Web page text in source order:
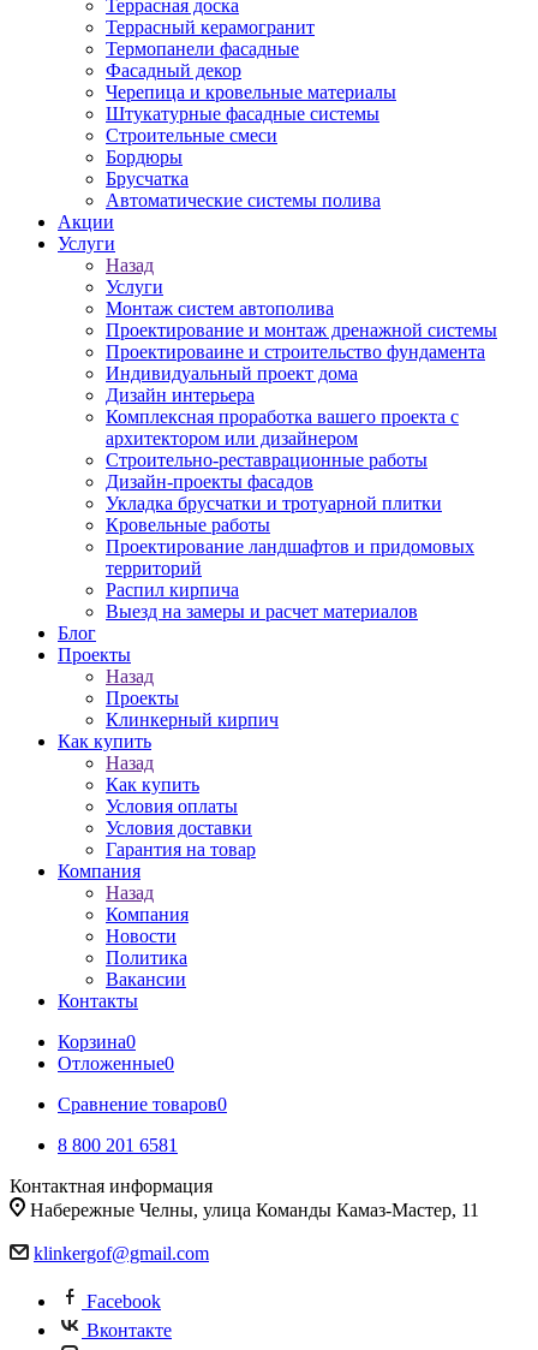
Террасная доска
Террасный керамогранит
Термопанели фасадные
Фасадный декор
Черепица и кровельные материалы
Штукатурные фасадные системы
Строительные смеси
Бордюры
Брусчатка
Автоматические системы полива
Акции
Услуги
Назад
Услуги
Монтаж систем автополива
Проектирование и монтаж дренажной системы
Проектироваине и строительство фундамента
Индивидуальный проект дома
Дизайн интерьера
Комплексная проработка вашего проекта с
архитектором или дизайнером
Строительно-реставрационные работы
Дизайн-проекты фасадов
Укладка брусчатки и тротуарной плитки
Кровельные работы
Проектирование ландшафтов и придомовых
территорий
Распил кирпича
Выезд на замеры и расчет материалов
Блог
Проекты
Назад
Проекты
Клинкерный кирпич
Как купить
Назад
Как купить
Условия оплаты
Условия доставки
Гарантия на товар
Компания
Назад
Компания
Новости
Политика
Вакансии
Контакты
Корзина0
Отложенные0
Сравнение товаров0
8 800 201 6581
Контактная информация
Набережные Челны, улица Команды Камаз-Мастер, 11
klinkergof@gmail.com
Facebook
Вконтакте